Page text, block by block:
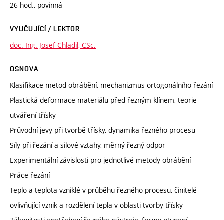
26 hod., povinná
VYUČUJÍCÍ / LEKTOR
doc. Ing. Josef Chladil, CSc.
OSNOVA
Klasifikace metod obrábění, mechanizmus ortogonálního řezání
Plastická deformace materiálu před řezným klínem, teorie
utváření třísky
Průvodní jevy při tvorbě třísky, dynamika řezného procesu
Síly při řezání a silové vztahy, měrný řezný odpor
Experimentální závislosti pro jednotlivé metody obrábění
Práce řezání
Teplo a teplota vzniklé v průběhu řezného procesu, činitelé
ovlivňující vznik a rozdělení tepla v oblasti tvorby třísky